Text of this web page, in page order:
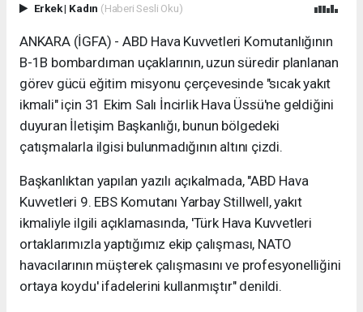
Erkek| Kadın (Haberi Sesli Oku)
ANKARA (İGFA) - ABD Hava Kuvvetleri Komutanlığının
B-1B bombardıman uçaklarının, uzun süredir planlanan
görev gücü eğitim misyonu çerçevesinde "sıcak yakıt
ikmali" için 31 Ekim Salı İncirlik Hava Üssü'ne geldiğini
duyuran İletişim Başkanlığı, bunun bölgedeki
çatışmalarla ilgisi bulunmadığının altını çizdi.
Başkanlıktan yapılan yazılı açıkalmada, "ABD Hava
Kuvvetleri 9. EBS Komutanı Yarbay Stillwell, yakıt
ikmaliyle ilgili açıklamasında, 'Türk Hava Kuvvetleri
ortaklarımızla yaptığımız ekip çalışması, NATO
havacılarının müşterek çalışmasını ve profesyonelliğini
ortaya koydu' ifadelerini kullanmıştır" denildi.